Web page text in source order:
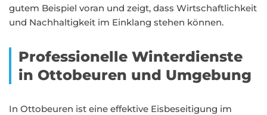
gutem Beispiel voran und zeigt, dass Wirtschaftlichkeit
und Nachhaltigkeit im Einklang stehen können.
Professionelle Winterdienste
in Ottobeuren und Umgebung
In Ottobeuren ist eine effektive Eisbeseitigung im